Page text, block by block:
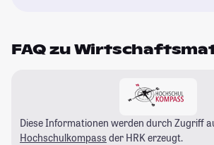
FAQ zu
Diese Informationen werden durch Zugriff
Hochschulkompass der HRK erzeugt.